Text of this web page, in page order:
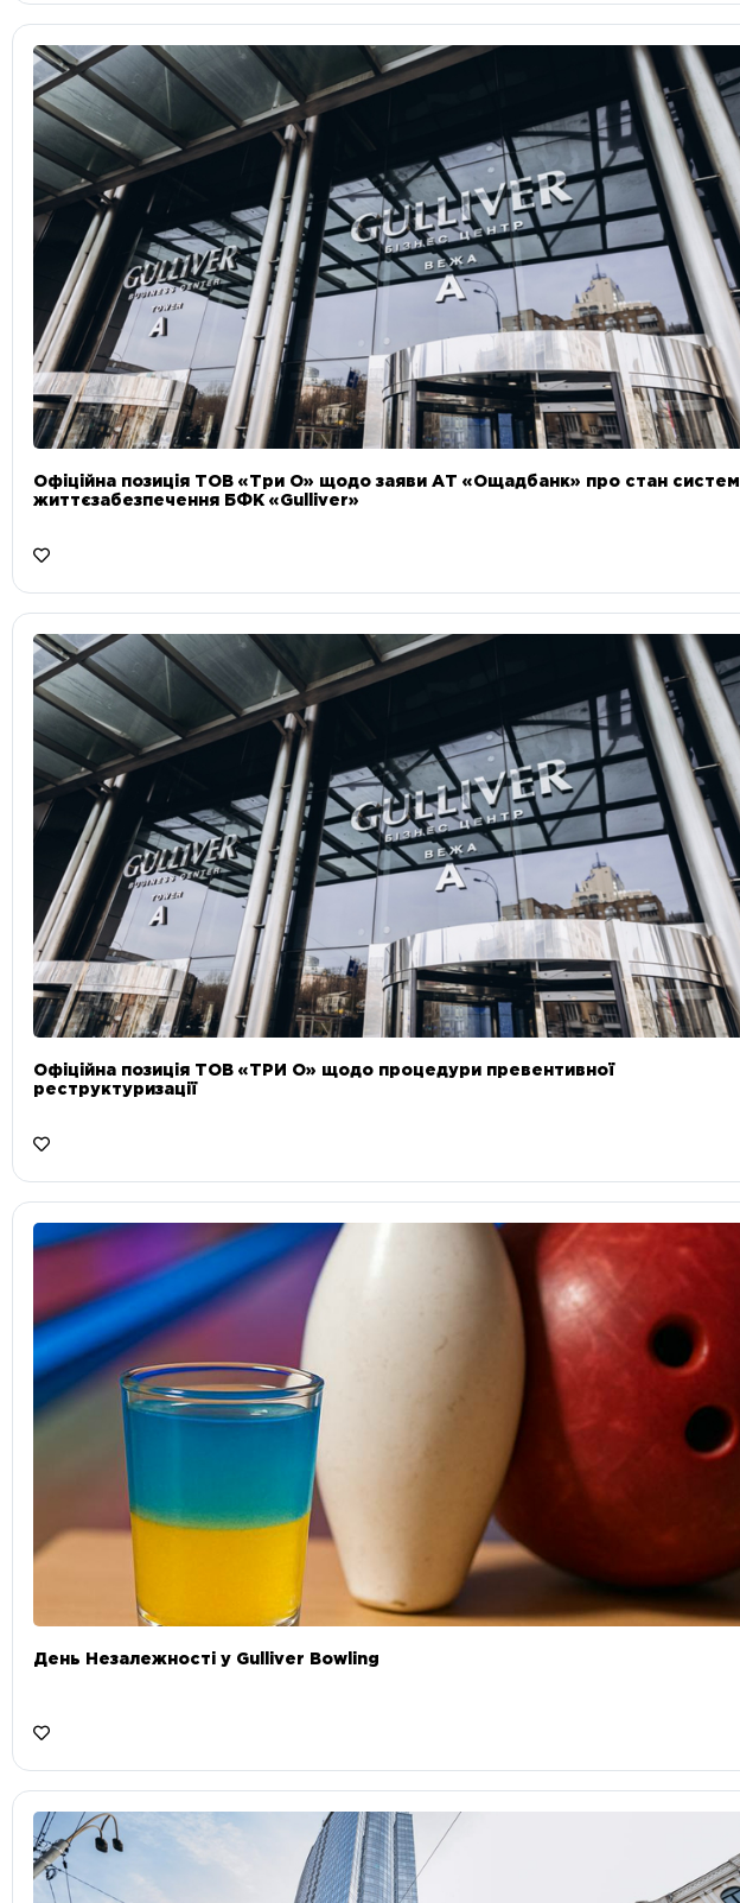
Офіційна позиція ТОВ «Три О» щодо заяви АТ «Ощадбанк» про стан систем
життєзабезпечення БФК «Gulliver»
Офіційна позиція ТОВ «ТРИ О» щодо процедури превентивної
реструктуризації
День Незалежності у Gulliver Bowling